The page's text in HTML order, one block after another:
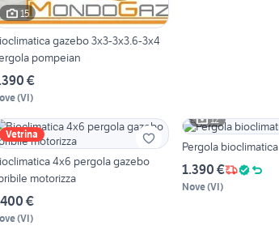
15
gazebo 3x3-3x3.6-3x4
pompeian
€
(VI)
Vetrina
4x6 pergola gazebo
motorizza
€
(VI)
12
Pergola bioclimatica
1.390 €
Nove(VI)